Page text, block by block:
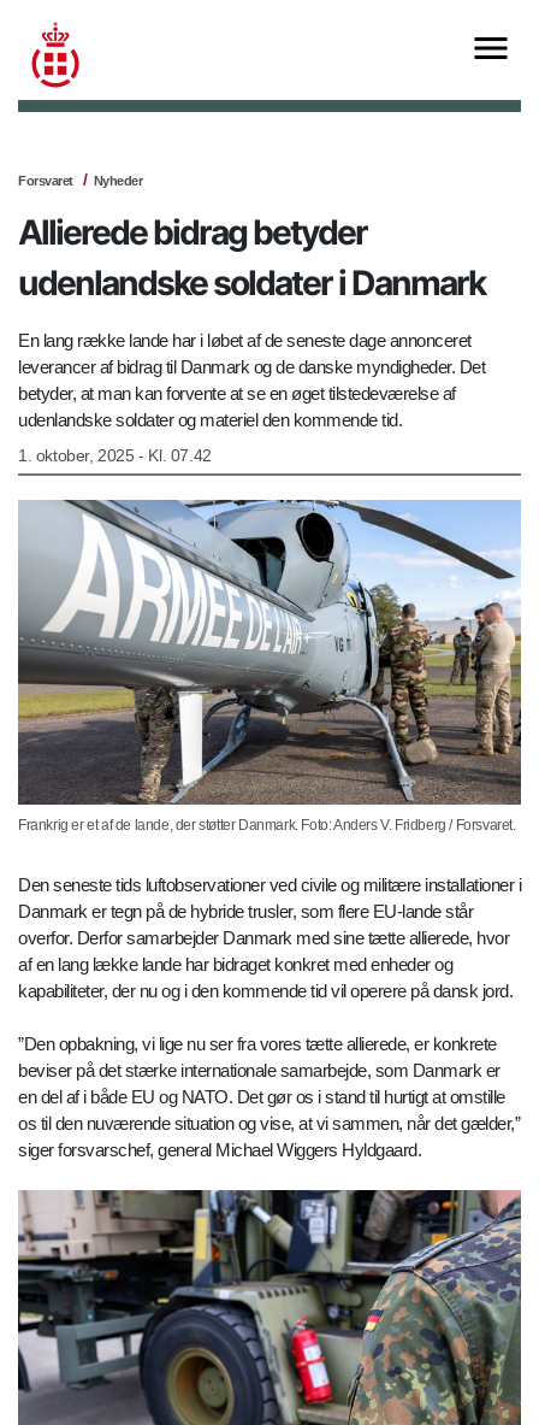
Forsvaret Nyheder
Allierede bidrag betyder
udenlandske soldater i Danmark
En lang række lande har i løbet af de seneste dage annonceret
leverancer af bidrag til Danmark og de danske myndigheder. Det
betyder, at man kan forvente at se en øget tilstedeværelse af
udenlandske soldater og materiel den kommende tid.
1. oktober, 2025 - Kl. 07.42
Frankrig er et af de lande, der støtter Danmark. Foto: Anders V. Fridberg / Forsvaret.
Den seneste tids luftobservationer ved civile og militære installationer i
Danmark er tegn på de hybride trusler, som flere EU-lande står
overfor. Derfor samarbejder Danmark med sine tætte allierede, hvor
af en lang lække lande har bidraget konkret med enheder og
kapabiliteter, der nu og i den kommende tid vil operere på dansk jord.
”Den opbakning, vi lige nu ser fra vores tætte allierede, er konkrete
beviser på det stærke internationale samarbejde, som Danmark er
en del af i både EU og NATO. Det gør os i stand til hurtigt at omstille
os til den nuværende situation og vise, at vi sammen, når det gælder,”
siger forsvarschef, general Michael Wiggers Hyldgaard.